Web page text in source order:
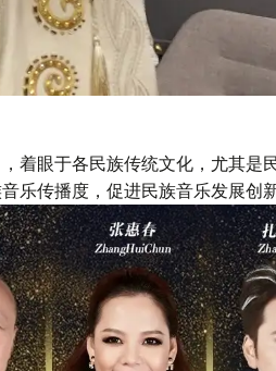
着眼于各民族传统文化，尤其是
乐传播度，促进民族音乐发展创新